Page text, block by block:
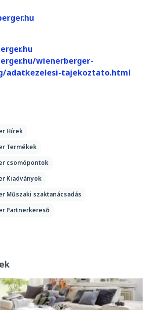
wienerberger-
adatkezelesi-tajekoztato.html
Hírek
Termékek
csomópontok
Kiadványok
Műszaki szaktanácsadás
Partnerkereső